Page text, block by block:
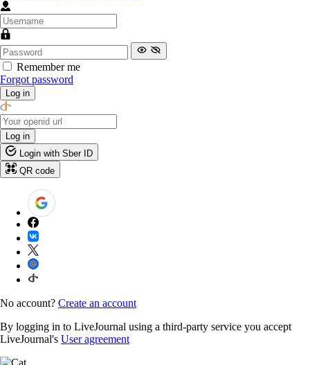
Remember me
Forgot password
Log in
Log in
Login with Sber ID
QR code
No account? Create an account
By logging in to LiveJournal using a third-party service you accept
LiveJournal's User agreement